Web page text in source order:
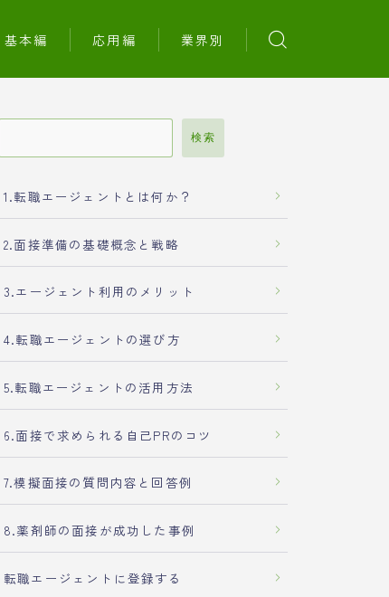
基本編 応用編 業界別
検索
1.転職エージェントとは何か？
2.面接準備の基礎概念と戦略
3.エージェント利用のメリット
4.転職エージェントの選び方
5.転職エージェントの活用方法
6.面接で求められる自己PRのコツ
7.模擬面接の質問内容と回答例
8.薬剤師の面接が成功した事例
転職エージェントに登録する